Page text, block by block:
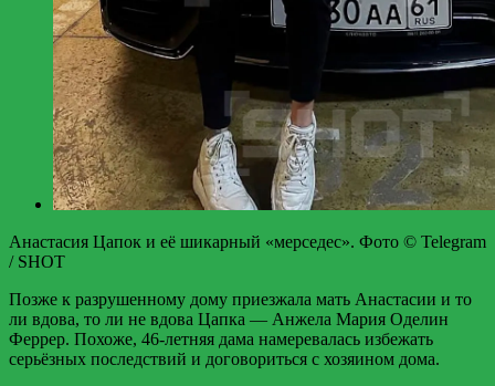
Анастасия Цапок и её шикарный «мерседес». Фото © Telegram
/ SHOT
Позже к разрушенному дому приезжала мать Анастасии и то
ли вдова, то ли не вдова Цапка — Анжела Мария Оделин
Феррер. Похоже, 46-летняя дама намеревалась избежать
серьёзных последствий и договориться с хозяином дома.